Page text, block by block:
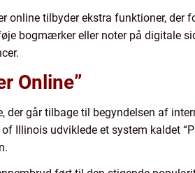
online tilbyder ekstra funktioner,
bogmærker eller noter på digitale
Online”
der går tilbage til begyndelsen af
Illinois udviklede et system kaldet